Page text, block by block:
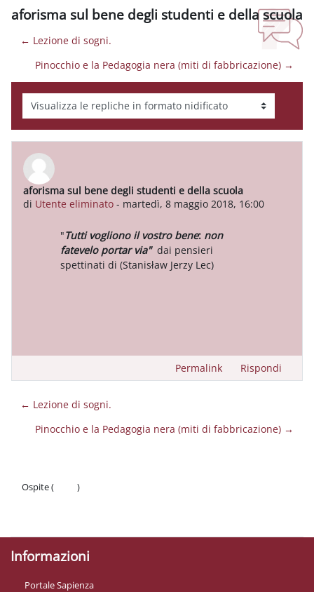
aforisma sul bene degli studenti e della scuola
← Lezione di sogni.
Pinocchio e la Pedagogia nera (miti di fabbricazione) →
Modalità visualizzazione
aforisma sul bene degli studenti e della scuola
di Utente eliminato - martedì, 8 maggio 2018, 16:00
Numero di risposte: 0
"Tutti vogliono il vostro bene: non
fatevelo portar via" dai pensieri
spettinati di (Stanisław Jerzy Lec)
Permalink Rispondi
← Lezione di sogni.
Pinocchio e la Pedagogia nera (miti di fabbricazione) →
Ospite (
)
Informazioni
Portale Sapienza